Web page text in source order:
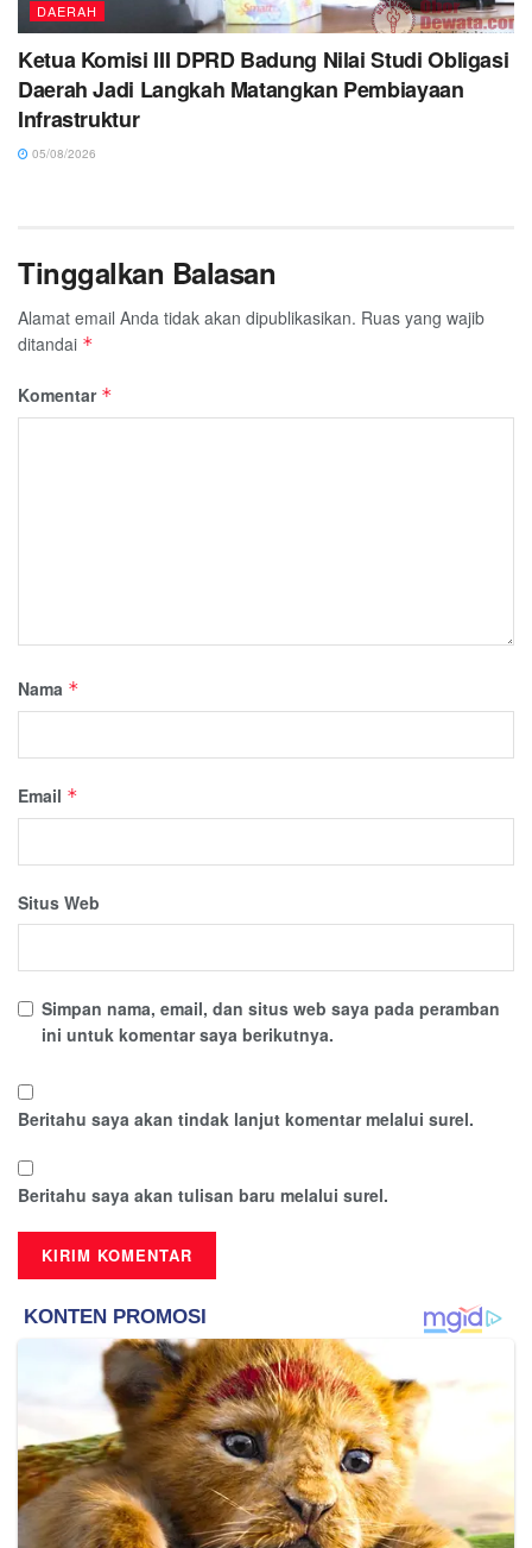
DAERAH
Ketua Komisi III DPRD Badung Nilai Studi Obligasi
Daerah Jadi Langkah Matangkan Pembiayaan
Infrastruktur
05/08/2026
Tinggalkan Balasan
Alamat email Anda tidak akan dipublikasikan. Ruas yang wajib
ditandai *
Komentar *
Nama *
Email *
Situs Web
Simpan nama, email, dan situs web saya pada peramban
ini untuk komentar saya berikutnya.
Beritahu saya akan tindak lanjut komentar melalui surel.
Beritahu saya akan tulisan baru melalui surel.